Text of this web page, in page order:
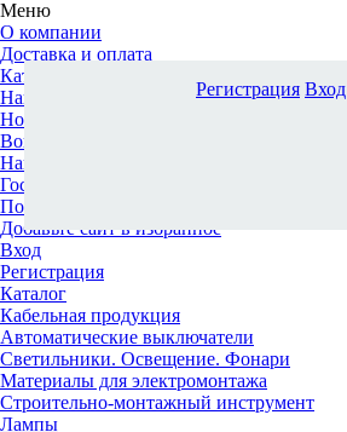
Меню
О компании
Доставка и оплата
Каталог
Наши офисы
Новости и новинки
Вопрос-ответ
Наша команда
Гос. заказчикам
Поставщикам
Добавьте сайт в избранное
Вход
Регистрация
Каталог
Кабельная продукция
Автоматические выключатели
Светильники. Освещение. Фонари
Материалы для электромонтажа
Строительно-монтажный инструмент
Лампы
Регистрация Вход